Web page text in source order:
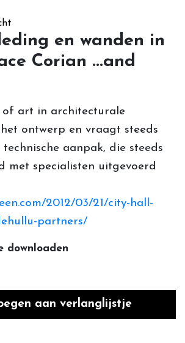
en wanden in
Corian ...and
of art in architecturale
ontwerp en vraagt steeds
aanpak, die steeds
met specialisten uitgevoerd
2012/03/21/city-hall-
partners/
downloaden
aan verlanglijstje